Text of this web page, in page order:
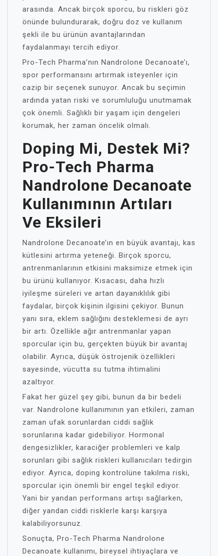
arasında. Ancak birçok sporcu, bu riskleri göz
önünde bulundurarak, doğru doz ve kullanım
şekli ile bu ürünün avantajlarından
faydalanmayı tercih ediyor.
Pro-Tech Pharma’nın Nandrolone Decanoate’ı,
spor performansını artırmak isteyenler için
cazip bir seçenek sunuyor. Ancak bu seçimin
ardında yatan riski ve sorumluluğu unutmamak
çok önemli. Sağlıklı bir yaşam için dengeleri
korumak, her zaman öncelik olmalı.
Doping Mi, Destek Mi?
Pro-Tech Pharma
Nandrolone Decanoate
Kullanımının Artıları
Ve Eksileri
Nandrolone Decanoate’ın en büyük avantajı, kas
kütlesini artırma yeteneği. Birçok sporcu,
antrenmanlarının etkisini maksimize etmek için
bu ürünü kullanıyor. Kısacası, daha hızlı
iyileşme süreleri ve artan dayanıklılık gibi
faydalar, birçok kişinin ilgisini çekiyor. Bunun
yanı sıra, eklem sağlığını desteklemesi de ayrı
bir artı. Özellikle ağır antrenmanlar yapan
sporcular için bu, gerçekten büyük bir avantaj
olabilir. Ayrıca, düşük östrojenik özellikleri
sayesinde, vücutta su tutma ihtimalini
azaltıyor.
Fakat her güzel şey gibi, bunun da bir bedeli
var. Nandrolone kullanımının yan etkileri, zaman
zaman ufak sorunlardan ciddi sağlık
sorunlarına kadar gidebiliyor. Hormonal
dengesizlikler, karaciğer problemleri ve kalp
sorunları gibi sağlık riskleri kullanıcıları tedirgin
ediyor. Ayrıca, doping kontrolüne takılma riski,
sporcular için önemli bir engel teşkil ediyor.
Yani bir yandan performans artışı sağlarken,
diğer yandan ciddi risklerle karşı karşıya
kalabiliyorsunuz.
Sonuçta, Pro-Tech Pharma Nandrolone
Decanoate kullanımı, bireysel ihtiyaçlara ve